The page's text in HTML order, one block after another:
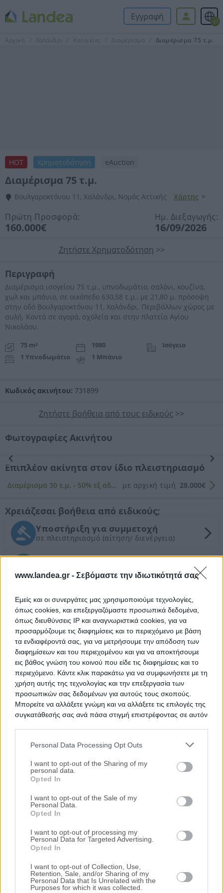
www.landea.gr - Σεβόμαστε την ιδιωτικότητά σας
Εμείς και οι συνεργάτες μας χρησιμοποιούμε τεχνολογίες,
όπως cookies, και επεξεργαζόμαστε προσωπικά δεδομένα,
όπως διευθύνσεις IP και αναγνωριστικά cookies, για να
προσαρμόζουμε τις διαφημίσεις και το περιεχόμενο με βάση
τα ενδιαφέροντά σας, για να μετρήσουμε την απόδοση των
διαφημίσεων και του περιεχομένου και για να αποκτήσουμε
εις βάθος γνώση του κοινού που είδε τις διαφημίσεις και το
περιεχόμενο. Κάντε κλικ παρακάτω για να συμφωνήσετε με τη
χρήση αυτής της τεχνολογίας και την επεξεργασία των
προσωπικών σας δεδομένων για αυτούς τους σκοπούς.
Μπορείτε να αλλάξετε γνώμη και να αλλάξετε τις επιλογές της
συγκατάθεσής σας ανά πάσα στιγμή επιστρέφοντας σε αυτόν
services and may gather and store information including but
not limited to your visit or usage behaviour. You may click to
grant or deny consent to Google and its third-party tags to
use your data for below specified purposes in below Google
consent section.
Personal Data Processing Opt Outs
I want to opt-out of the Sharing of my
personal data.
Opted In
I want to opt-out of the Sale of my
Personal Data.
Opted In
I want to opt-out of processing my
Personal Data for Targeted Advertising.
Opted In
I want to opt-out of Collection, Use,
Retention, Sale, and/or Sharing of my
Personal Data that Is Unrelated with the
Purposes for which it was collected.
Εγγραφή el
Αρχική Χαλάνδρι Κατοικίες Διαμέρισμα Διαμέρισμα 75 τ.μ.
HOT Χρηματοδότηση eAuction
Διαμέρισμα 75 τ.μ.
Βουλγαροκτόνου 11, Χαλάνδρι, Νομός Αττικής Χάρτης >
Πρώτη Προσφορά:
160.000€
Ημ. Διεξαγωγής:
16/09/2026
Ζητήστε Χρηματοδότηση >>
Περιγραφή
Διαμέρισμα ισογείου 75 τ.μ., υπνοδωμάτιο, σαλόνι, κουζίνα,
χωλ και μπάνιο, σε οικόπεδο 630,58 τ.μ., με 21,80 μ. πρόσοψη
στην οδό Βουλγαροκτόνου 11, Χαλάνδρι. Περιβάλλων χώρος με
αυλή. Κοντά σε αγορά, σχολεία και στην πλατεία Αγίου
Νικολάου.
75 m² 1980
Ισόγειο
1 Υπνοδωμάτιο
1 Μπάνιο
Κωδικός ακινήτου: 731899
Ζητήστε βοήθεια από τους ειδικούς >>
Φωτογραφίες Ακινήτου
Προηγούμενη
Επόμενη
Επιπλέον ακίνητα στον ίδιο πλειστηριασμό
Διαμέρισμα 30 τ.μ. - 50% εξ αδιαιρέτου με αρχική τιμή 28.000€
Χρειάζεσαι βοήθεια από ειδικούς;
Υποστήριξη για συμμετοχή
σε πλειστηριασμό (αίτηση/ διενέργεια)
Νομικός έλεγχος
Συντονισμός νομικών ενεργειών
εμπορικής αξίας ακινήτου
Θέλεις Τραπεζική Χρηματοδότηση;
Ζητήστε χρηματοδότηση για την απόκτηση του
συγκεκριμένου ακινήτου
Προτεινόμενα Ακίνητα
Διαμέρισμα 109 τ.μ.
Ζαχαρίου Παπαντωνίου 54-58, Αθήνα
(Κάτω Πατήσια, Τρεις Γέφυρες), Νομός
Πρώτη Προσφορά: 160.000€
Τερψιχόρης 10 & Ωραιοπούλου 98, Νέο
Ηράκλειο, Νομός Αττικής
Μονοκατοικία 175 τ.μ.
Πρώτη Προσφορά: 162.400€